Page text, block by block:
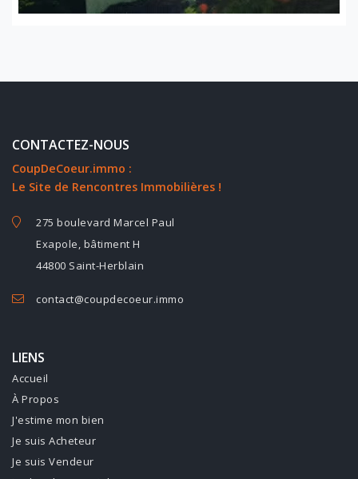
CONTACTEZ-NOUS
CoupDeCoeur.immo :
Le Site de Rencontres Immobilières !
275 boulevard Marcel Paul
Exapole, bâtiment H
44800 Saint-Herblain
contact@coupdecoeur.immo
LIENS
Accueil
À Propos
J'estime mon bien
Je suis Acheteur
Je suis Vendeur